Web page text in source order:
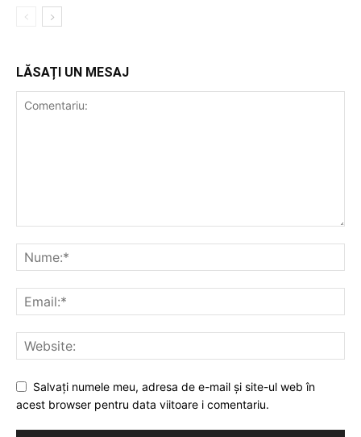
LĂSAȚI UN MESAJ
Salvați numele meu, adresa de e-mail și site-ul web în
acest browser pentru data viitoare i comentariu.